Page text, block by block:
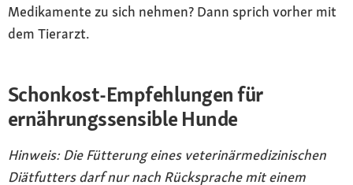
Medikamente zu sich nehmen? Dann sprich vorher mit
dem Tierarzt.
Schonkost-Empfehlungen für
ernährungssensible Hunde
Hinweis: Die Fütterung eines veterinärmedizinischen
Diätfutters darf nur nach Rücksprache mit einem